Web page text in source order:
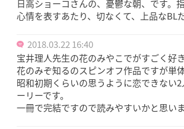
日高ショーコさんの、憂鬱な朝、です。
心情を表すあたり、切なくて、上品なBL
2018.03.22 16:40
宝井理人先生の花のみやこでがすごく好き
花のみぞ知るのスピンオフ作品ですが単
昭和初期くらいの思うように恋できない
ーリーです。
一冊で完結ですので読みやすいかと思いま